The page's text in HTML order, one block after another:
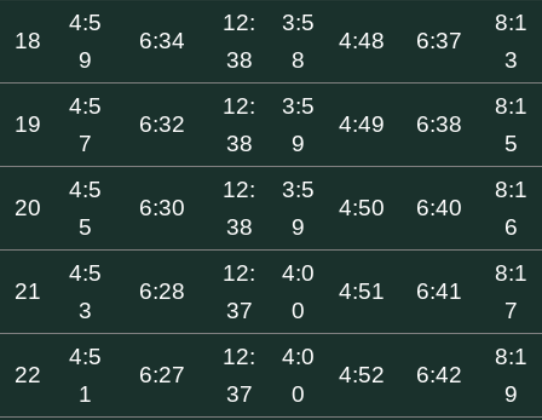
18
4:5
9
6:34
12:
38
3:5
8
4:48 6:37
8:1
3
19
4:5
7
6:32
12:
38
3:5
9
4:49 6:38
8:1
5
20
4:5
5
6:30
12:
38
3:5
9
4:50 6:40
8:1
6
21
4:5
3
6:28
12:
37
4:0
0
4:51 6:41
8:1
7
22
4:5
1
6:27
12:
37
4:0
0
4:52 6:42
8:1
9